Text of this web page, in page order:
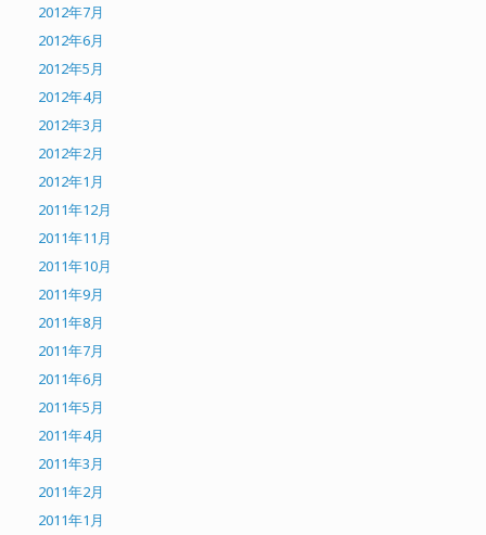
2012年7月
2012年6月
2012年5月
2012年4月
2012年3月
2012年2月
2012年1月
2011年12月
2011年11月
2011年10月
2011年9月
2011年8月
2011年7月
2011年6月
2011年5月
2011年4月
2011年3月
2011年2月
2011年1月